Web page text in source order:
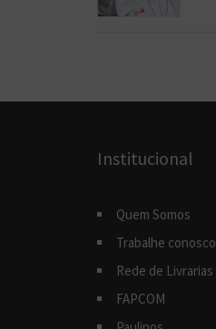
Institucional
Quem Somos
Trabalhe conosco
Rede de Livrarias
FAPCOM